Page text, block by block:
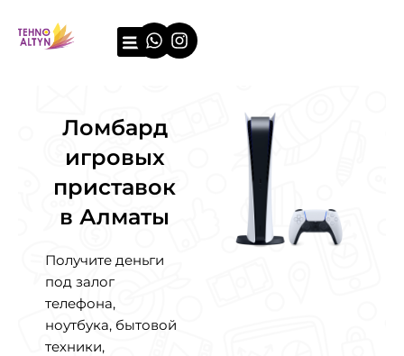
содержимому
Whatsapp
Instagram
Ломбард
игровых
приставок
в Алматы
Получите деньги
под залог
телефона,
ноутбука, бытовой
техники,